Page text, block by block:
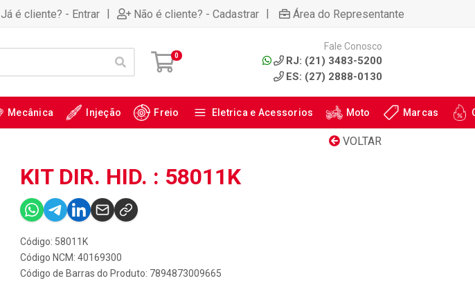
Já é cliente? - Entrar | Não é cliente? - Cadastrar | Área do Representante
0
Fale Conosco
RJ: (21) 3483-5200
ES: (27) 2888-0130
Mecânica Injeção Freio Eletrica e Acessorios Moto Marcas
VOLTAR
KIT DIR. HID. : 58011K
Código: 58011K
Código NCM: 40169300
Código de Barras do Produto: 7894873009665